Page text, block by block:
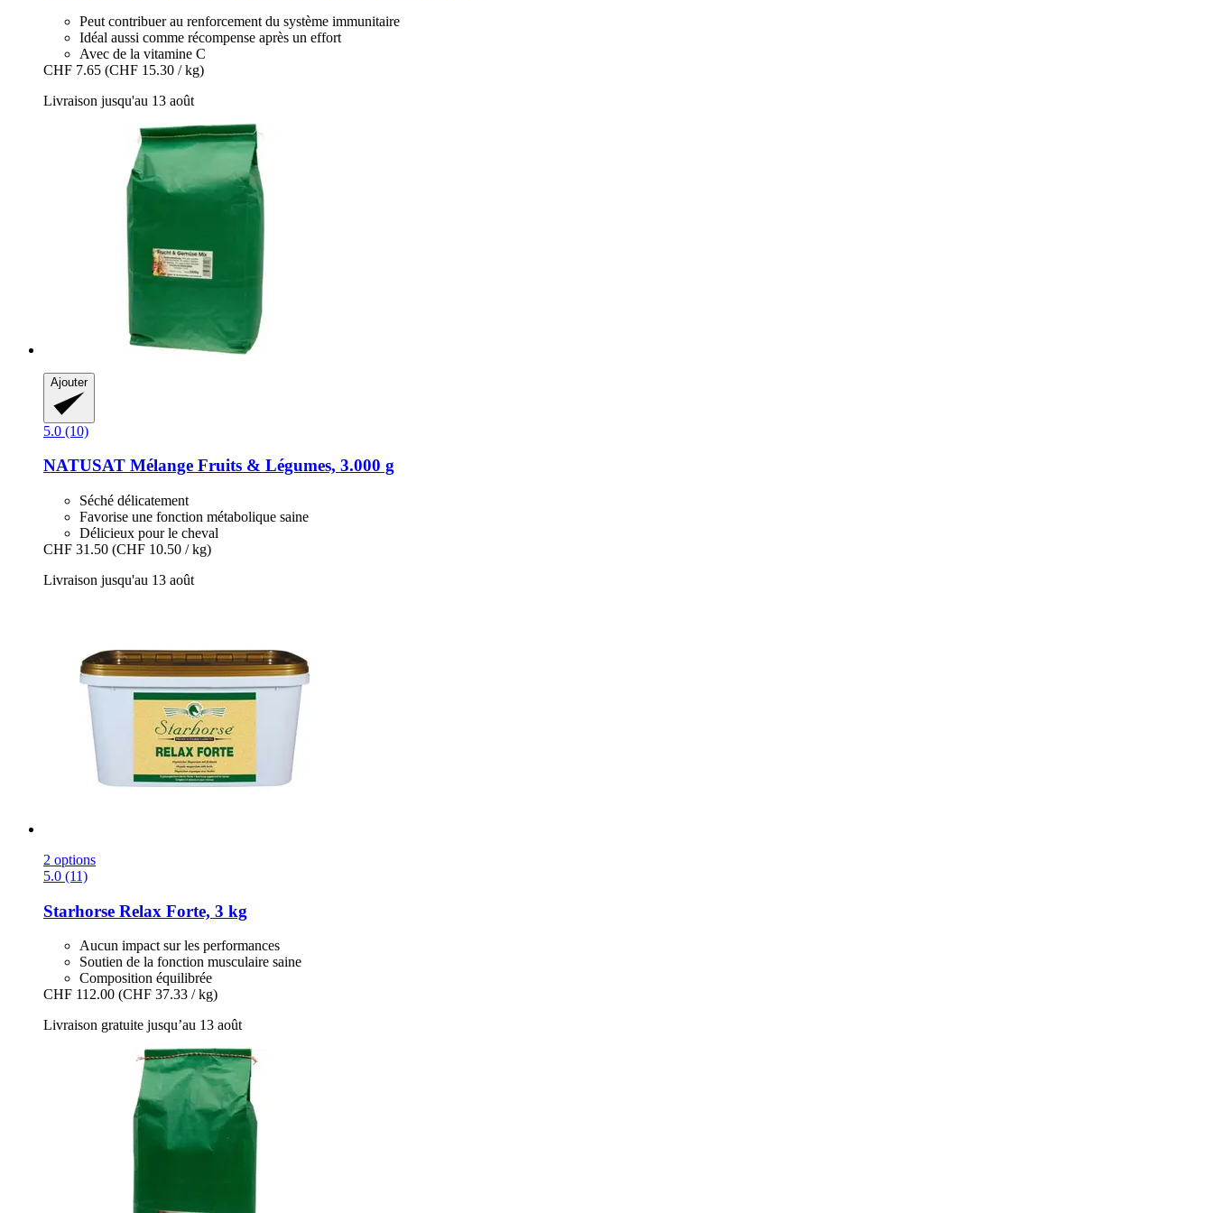
Peut contribuer au renforcement du système immunitaire
Idéal aussi comme récompense après un effort
Avec de la vitamine C
CHF 7.65 (CHF 15.30 / kg)
Livraison jusqu'au 13 août
Ajouter
5.0 (10)
NATUSAT Mélange Fruits & Légumes, 3.000 g
Séché délicatement
Favorise une fonction métabolique saine
Délicieux pour le cheval
CHF 31.50 (CHF 10.50 / kg)
Livraison jusqu'au 13 août
2 options
5.0 (11)
Starhorse Relax Forte, 3 kg
Aucun impact sur les performances
Soutien de la fonction musculaire saine
Composition équilibrée
CHF 112.00 (CHF 37.33 / kg)
Livraison gratuite jusqu’au 13 août